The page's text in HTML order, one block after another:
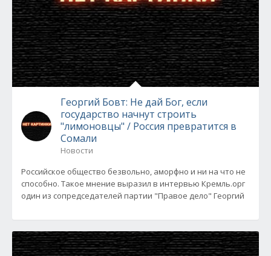
Георгий Бовт: Не дай Бог, если
государство начнут строить
"лимоновцы" / Россия превратится в
Сомали
Новости
Российское общество безвольно, аморфно и ни на что не
способно. Такое мнение выразил в интервью Кремль.орг
один из сопредседателей партии "Правое дело" Георгий